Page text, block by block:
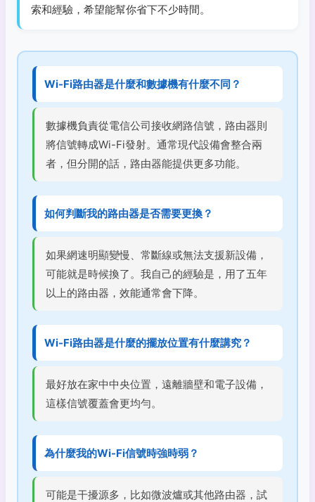
索和經驗，希望能幫你省下不少時間。
Wi-Fi路由器是什麼和數據機有什麼不同？
數據機負責從電信公司接收網路信號，路由器則
將信號轉成Wi-Fi發射。通常現代設備會整合兩
者，但分開的話，路由器能提供更多功能。
如何判斷我的路由器是否需要更換？
如果網速明顯變慢、常斷線或無法支援新設備，
可能就是時候換了。我自己的經驗是，用了五年
以上的路由器，效能通常會下降。
Wi-Fi路由器是什麼的擺放位置有什麼講究？
最好放在家中中央位置，遠離牆壁和電子設備，
這樣信號覆蓋會更均勻。
為什麼我的Wi-Fi信號時強時弱？
可能是干擾源多，比如微波爐或其他路由器，試